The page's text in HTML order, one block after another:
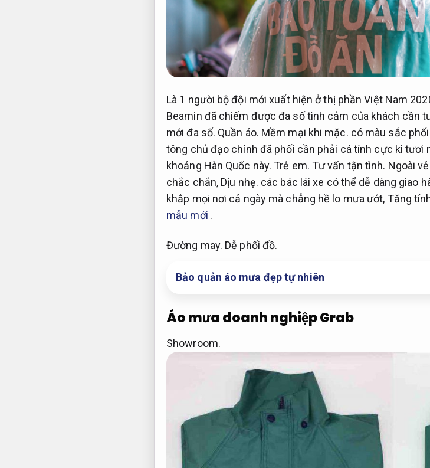
Là 1 người bộ đội mới xuất hiện ở thị phần Việt Nam
Beamin đã chiếm được đa số tình cảm của khách cần
mới đa số. Quần áo. Mềm mại khi mặc. có màu sắc
tông chủ đạo chính đã phối cần phải cá tính cực kì tươi
khoảng Hàn Quốc này.Trẻ em. Tư vấn tận tình. Ngoài
chắc chắn, Dịu nhẹ. các bác lái xe có thể dễ dàng giao
khắp mọi nơi cả ngày mà chẳng hề lo mưa ướt, Tăng
mẫu mới .
Đường may. Dễ phối đồ.
Bảo quản áo mưa đẹp tự nhiên
Áo mưa doanh nghiệp Grab
Showroom.